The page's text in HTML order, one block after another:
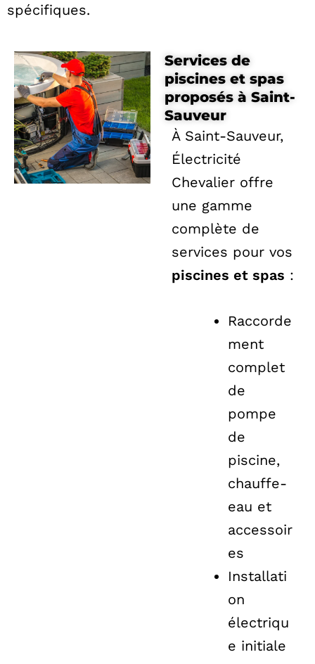
spécifiques.
Services de
piscines et spas
proposés à Saint-
Sauveur
À Saint-Sauveur,
Électricité
Chevalier offre
une gamme
complète de
services pour vos
piscines et spas :
Raccorde
ment
complet
de
pompe
de
piscine,
chauffe-
eau et
accessoir
es
Installati
on
électriqu
e initiale